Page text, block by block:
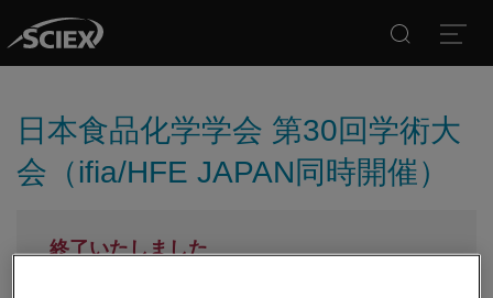
日本食品化学学会 第30回学術大
会（ifia/HFE JAPAN同時開催）
終了いたしました